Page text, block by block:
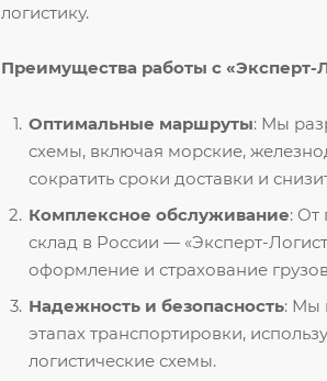
логистику.
Преимущества работы с «Эксперт-
Оптимальные маршруты: Мы
схемы, включая морские,
сократить сроки доставки и
Комплексное обслуживание: От
склад в России — «Эксперт-
оформление и страхование
Надежность и безопасность: Мы
этапах транспортировки,
логистические схемы.